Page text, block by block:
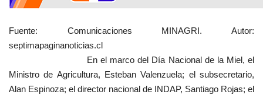
Fuente: Comunicaciones MINAGRI. Autor:
septimapaginanoticias.cl
En el marco del Día Nacional de la Miel, el
Ministro de Agricultura, Esteban Valenzuela; el subsecretario,
Alan Espinoza; el director nacional de INDAP, Santiago Rojas; el